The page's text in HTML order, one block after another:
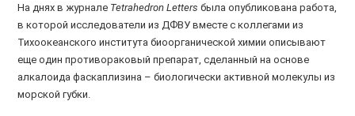
На днях в журнале Tetrahedron Letters была опубликована работа,
в которой исследователи из ДФВУ вместе с коллегами из
Тихоокеанского института биоорганической химии описывают
еще один противораковый препарат, сделанный на основе
алкалоида фаскаплизина – биологически активной молекулы из
морской губки.